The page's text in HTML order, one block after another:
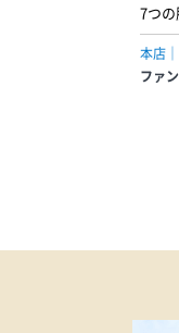
7つ
ウン
析は
に挑
明ら
肌悩
本店
ファ